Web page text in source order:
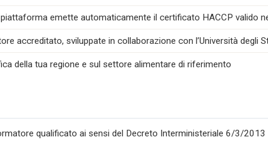
emette automaticamente il certificato HACCP valido
accreditato, sviluppate in collaborazione con l’Università degli
della tua regione e sul settore alimentare di riferimento
qualificato ai sensi del Decreto Interministeriale 6/3/2013